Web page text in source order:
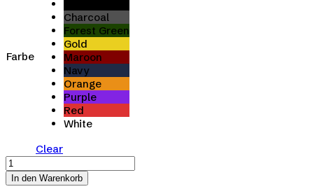
Farbe
Charcoal
Forest Green
Gold
Maroon
Navy
Orange
Purple
Red
White
Clear
KABInett
quantity
In den Warenkorb